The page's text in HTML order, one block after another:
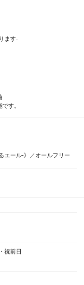
ます-
す。
エール-》／オールフリー
鶴「雪」特別本醸造◆紀
マーク◆バランタイン フ
ボール／コーラハイボー
祝前日
放付《すき焼orし
店 完全個室 黒毛和